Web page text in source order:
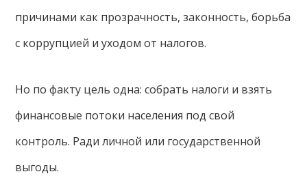
причинами как прозрачность, законность, борьба
с коррупцией и уходом от налогов.
Но по факту цель одна: собрать налоги и взять
финансовые потоки населения под свой
контроль. Ради личной или государственной
выгоды.